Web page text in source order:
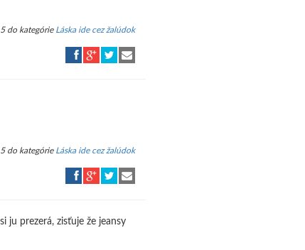
do kategórie Láska ide cez žalúdok
do kategórie Láska ide cez žalúdok
ju prezerá, zisťuje že jeansy